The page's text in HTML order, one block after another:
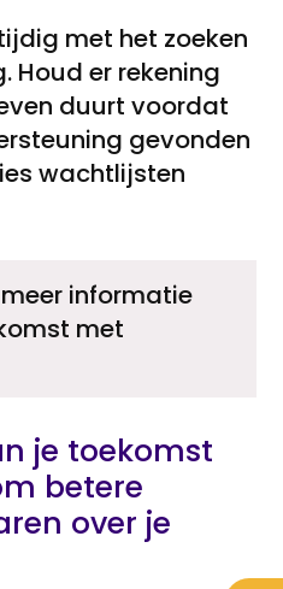
met het zoeken
Houd er rekening
duurt voordat
gevonden
wachtlijsten
informatie
met
je toekomst
betere
over je